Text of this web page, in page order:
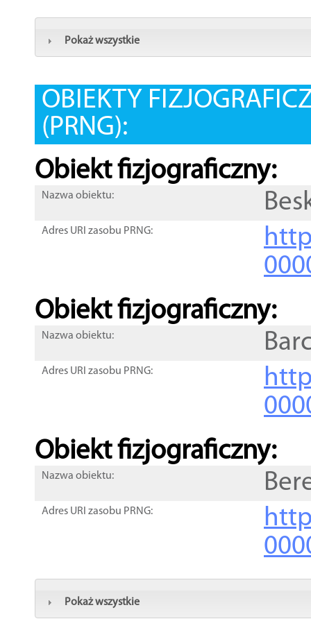
Pokaż wszystkie
OBIEKTY
(PRNG):
Obiekt fizjograficzny:
Nazwa obiektu:
Adres URI zasobu PRNG:
Obiekt fizjograficzny:
Nazwa obiektu:
Adres URI zasobu PRNG:
Obiekt fizjograficzny:
Nazwa obiektu:
Adres URI zasobu PRNG:
Pokaż wszystkie